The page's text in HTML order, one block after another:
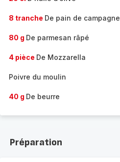
8 tranche De pain de campagne
80 g De parmesan râpé
4 pièce De Mozzarella
Poivre du moulin
40 g De beurre
Préparation